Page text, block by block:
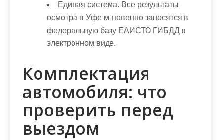
Единая система. Все результаты
осмотра в Уфе мгновенно заносятся в
федеральную базу ЕАИСТО ГИБДД в
электронном виде.
Комплектация
автомобиля: что
проверить перед
выездом